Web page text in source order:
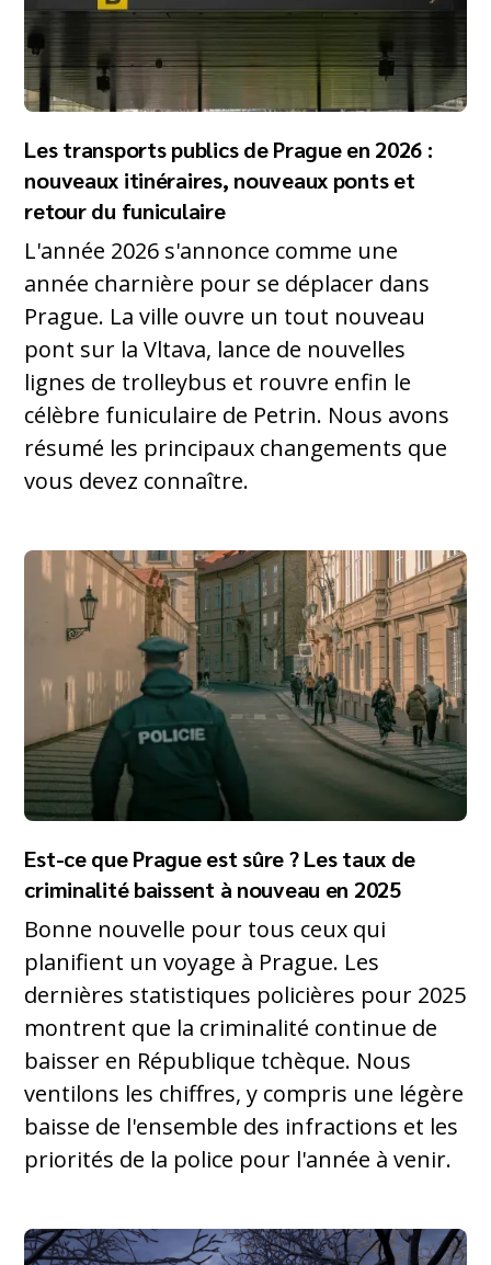
Les transports publics de Prague en 2026 :
nouveaux itinéraires, nouveaux ponts et
retour du funiculaire
L'année 2026 s'annonce comme une
année charnière pour se déplacer dans
Prague. La ville ouvre un tout nouveau
pont sur la Vltava, lance de nouvelles
lignes de trolleybus et rouvre enfin le
célèbre funiculaire de Petrin. Nous avons
résumé les principaux changements que
vous devez connaître.
Est-ce que Prague est sûre ? Les taux de
criminalité baissent à nouveau en 2025
Bonne nouvelle pour tous ceux qui
planifient un voyage à Prague. Les
dernières statistiques policières pour 2025
montrent que la criminalité continue de
baisser en République tchèque. Nous
ventilons les chiffres, y compris une légère
baisse de l'ensemble des infractions et les
priorités de la police pour l'année à venir.